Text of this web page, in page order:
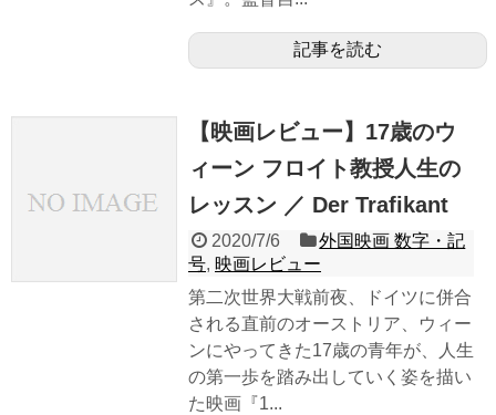
記事を読む
【映画レビュー】17歳のウ
ィーン フロイト教授人生の
レッスン ／ Der Trafikant
2020/7/6
外国映画 数字・記
号, 映画レビュー
第二次世界大戦前夜、ドイツに併合
される直前のオーストリア、ウィー
ンにやってきた17歳の青年が、人生
の第一歩を踏み出していく姿を描い
た映画『1...